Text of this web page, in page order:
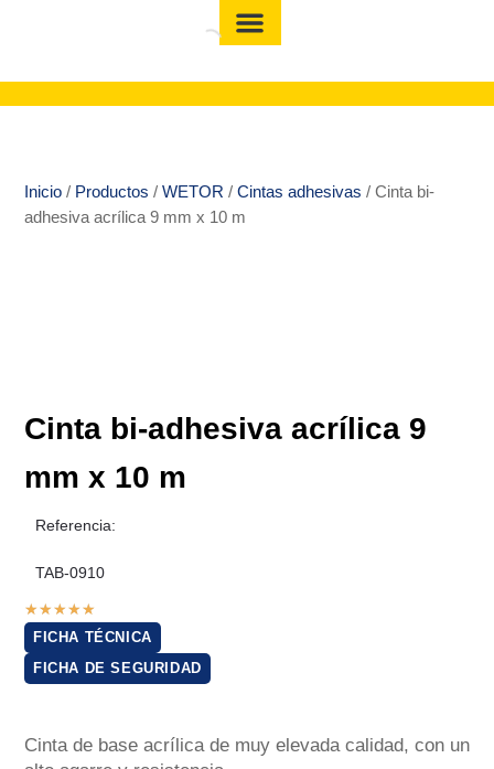
Inicio / Productos / WETOR / Cintas adhesivas / Cinta bi-
adhesiva acrílica 9 mm x 10 m
Cinta bi-adhesiva acrílica 9
mm x 10 m
Referencia:
TAB-0910
★★★★★
FICHA TÉCNICA
FICHA DE SEGURIDAD
Cinta de base acrílica de muy elevada calidad, con un